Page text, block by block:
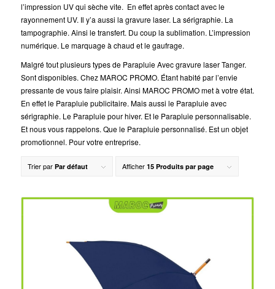
l’impression UV qui sèche vite. En effet après contact avec le
rayonnement UV. Il y’a aussi la gravure laser. La sérigraphie. La
tampographie. Ainsi le transfert. Du coup la sublimation. L’impression
numérique. Le marquage à chaud et le gaufrage.
Malgré tout plusieurs types de Parapluie Avec gravure laser Tanger.
Sont disponibles. Chez MAROC PROMO. Étant habité par l’envie
pressante de vous faire plaisir. Ainsi MAROC PROMO met à votre état.
En effet le Parapluie publicitaire. Mais aussi le Parapluie avec
sérigraphie. Le Parapluie pour hiver. Et le Parapluie personnalisable.
Et nous vous rappelons. Que le Parapluie personnalisé. Est un objet
promotionnel. Pour votre entreprise.
Trier par Par défaut Afficher 15 Produits par page